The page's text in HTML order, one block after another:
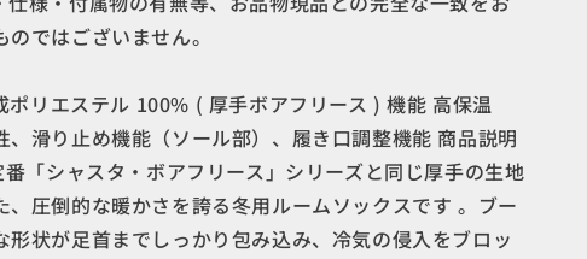
のではございません。
ポリエステル 100% ( 厚手ボアフリース ) 機能 高保温
、滑り止め機能（ソール部）、履き口調整機能 商品説明
「シャスタ・ボアフリース」シリーズと同じ厚手の生地
、圧倒的な暖かさを誇る冬用ルームソックスです 。​ ブー
形状が足首までしっかり包み込み、冷気の侵入をブロッ